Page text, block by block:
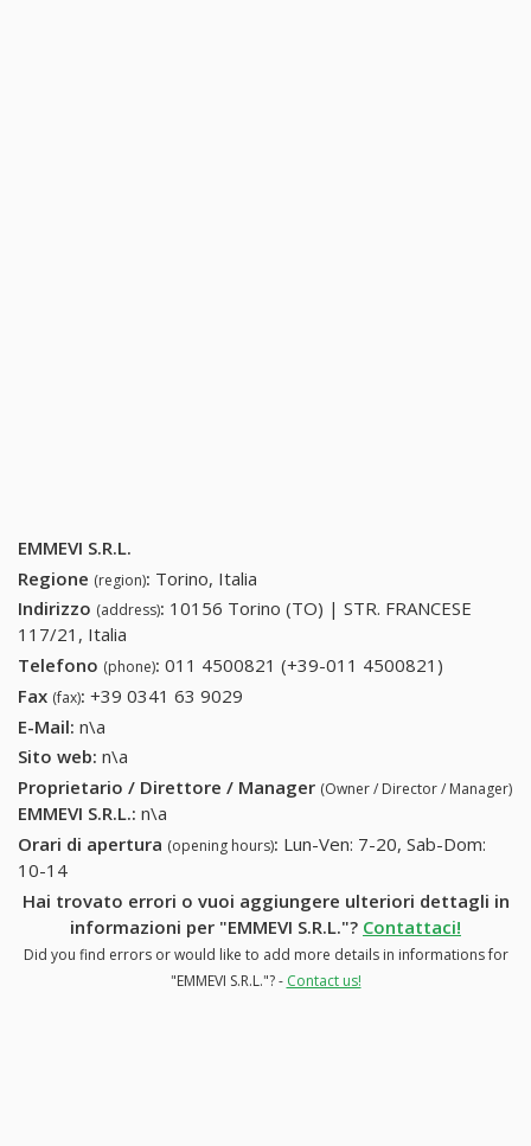
EMMEVI S.R.L.
Regione (region): Torino, Italia
Indirizzo (address): 10156 Torino (TO) | STR. FRANCESE
117/21, Italia
Telefono (phone): 011 4500821 (+39-011 4500821)
Fax (fax): +39 0341 63 9029
E-Mail: n\a
Sito web: n\a
Proprietario / Direttore / Manager (Owner / Director / Manager)
EMMEVI S.R.L.: n\a
Orari di apertura (opening hours): Lun-Ven: 7-20, Sab-Dom:
10-14
Hai trovato errori o vuoi aggiungere ulteriori dettagli in
informazioni per "EMMEVI S.R.L."? Contattaci!
Did you find errors or would like to add more details in informations for
"EMMEVI S.R.L."? - Contact us!